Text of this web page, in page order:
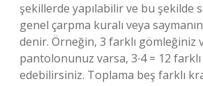
şekillerde yapılabilir ve bu şekilde
genel çarpma kuralı veya
denir. Örneğin, 3 farklı gömleğiniz
pantolonunuz varsa, 3∙4 = 12
edebilirsiniz. Toplama beş farklı